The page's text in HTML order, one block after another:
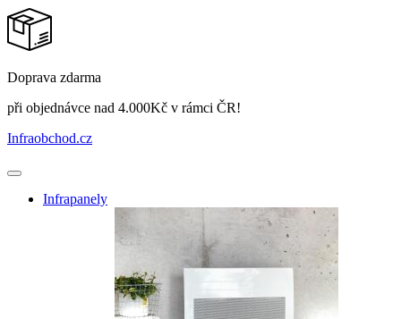
Doprava zdarma
při objednávce nad 4.000Kč v rámci ČR!
Infraobchod.cz
Infrapanely